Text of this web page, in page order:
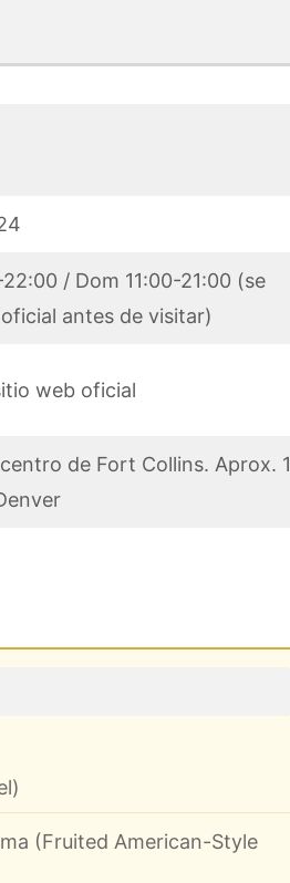
/ Dom 11:00-21:00 (se
antes de visitar)
web oficial
de Fort Collins. Aprox. 1
(Fruited American-Style